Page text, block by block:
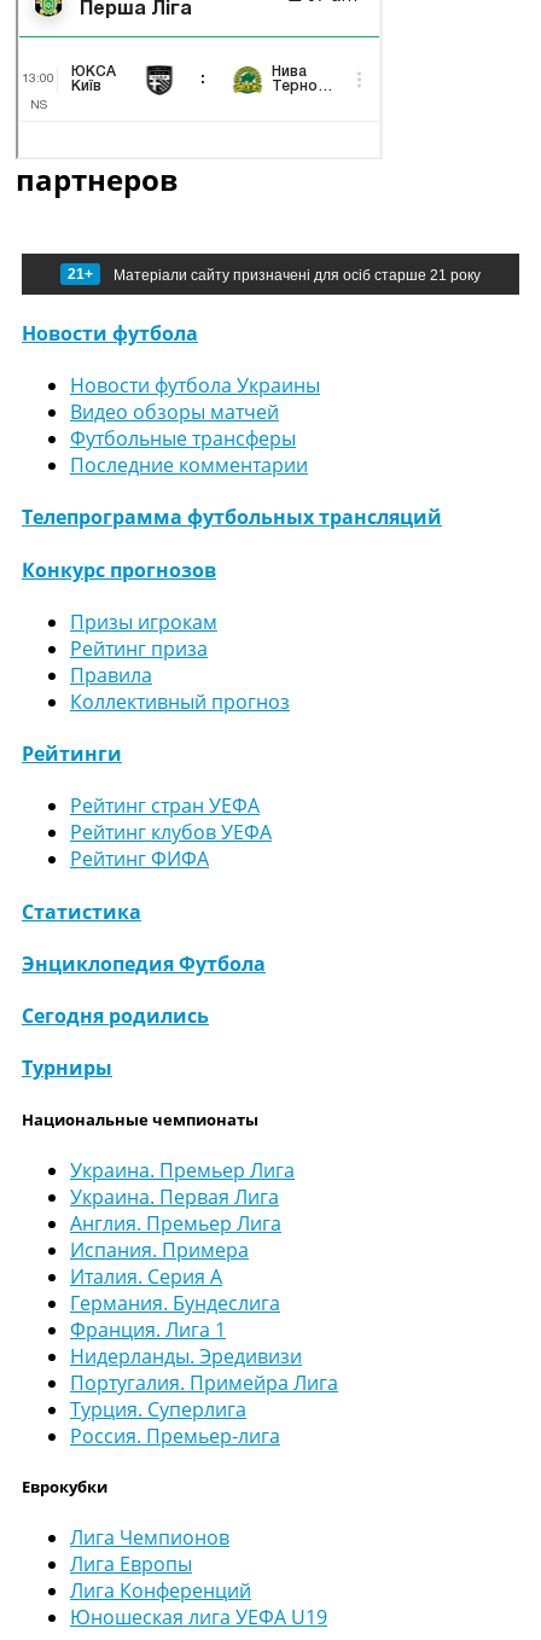
партнеров
21+ Матеріали сайту призначені для осіб старше 21 року
Новости футбола
Новости футбола Украины
Видео обзоры матчей
Футбольные трансферы
Последние комментарии
Телепрограмма футбольных трансляций
Конкурс прогнозов
Призы игрокам
Рейтинг приза
Правила
Коллективный прогноз
Рейтинги
Рейтинг стран УЕФА
Рейтинг клубов УЕФА
Рейтинг ФИФА
Статистика
Энциклопедия Футбола
Сегодня родились
Турниры
Национальные чемпионаты
Украина. Премьер Лига
Украина. Первая Лига
Англия. Премьер Лига
Испания. Примера
Италия. Серия А
Германия. Бундеслига
Франция. Лига 1
Нидерланды. Эредивизи
Португалия. Примейра Лига
Турция. Суперлига
Россия. Премьер-лига
Еврокубки
Лига Чемпионов
Лига Европы
Лига Конференций
Юношеская лига УЕФА U19